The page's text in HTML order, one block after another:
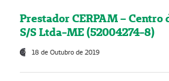
Prestador CERPAM – Centro
S/S Ltda-ME (52004274-8)
18 de Outubro de 2019